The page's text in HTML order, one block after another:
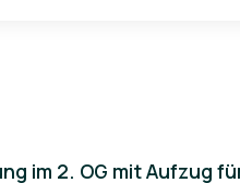
im 2. OG mit Aufzug